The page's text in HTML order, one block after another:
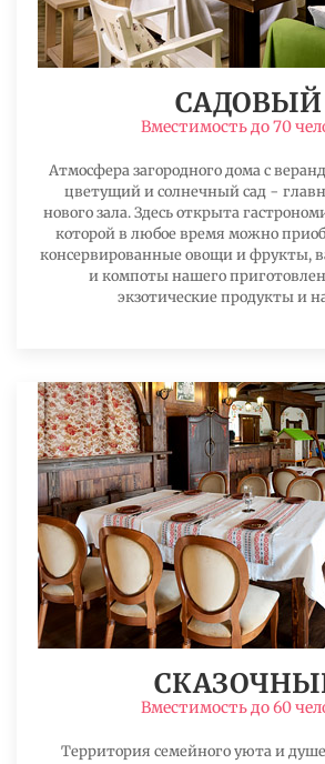
САДОВЫЙ
Вместимость до 70
Атмосфера загородного дома с
цветущий и солнечный сад −
нового зала. Здесь открыта
которой в любое время можно
консервированные овощи и фрукты,
и компоты нашего
экзотические продукты и
Вместимость до 60
Территория семейного уюта и